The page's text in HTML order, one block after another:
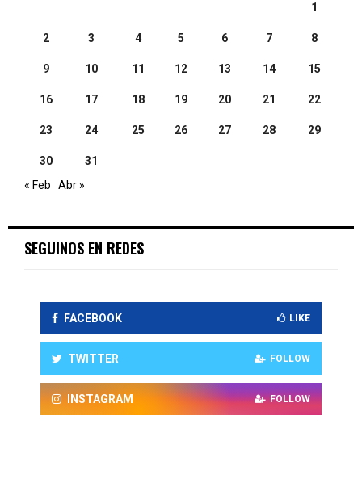
1
2 3 4 5 6 7 8
9 10 11 12 13 14 15
16 17 18 19 20 21 22
23 24 25 26 27 28 29
30
31
« Feb
Abr »
SEGUINOS EN REDES
FACEBOOK LIKE
TWITTER FOLLOW
INSTAGRAM FOLLOW